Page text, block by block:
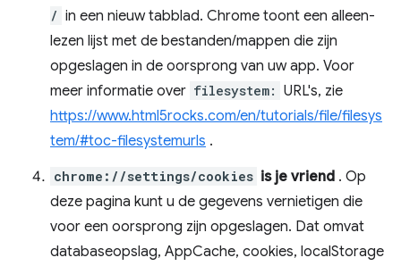
/ in een nieuw tabblad. Chrome toont een alleen-
lezen lijst met de bestanden/mappen die zijn
opgeslagen in de oorsprong van uw app. Voor
meer informatie over filesystem: URL's, zie
https://www.html5rocks.com/en/tutorials/file/filesys
tem/#toc-filesystemurls .
chrome://settings/cookies is je vriend . Op
deze pagina kunt u de gegevens vernietigen die
voor een oorsprong zijn opgeslagen. Dat omvat
databaseopslag, AppCache, cookies, localStorage